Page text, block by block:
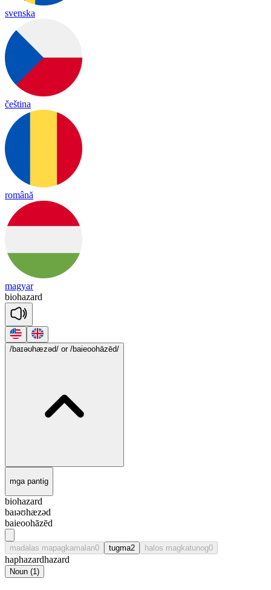
svenska
čeština
română
magyar
biohazard
/baɪəʊhæzəd/ or /baieoohāzēd/
mga pantig
biohazard
baɪəʊhæzəd
baieoohāzēd
madalas mapagkamalan0 tugma2 halos magkatunog0
haphazardhazard
Noun (1)